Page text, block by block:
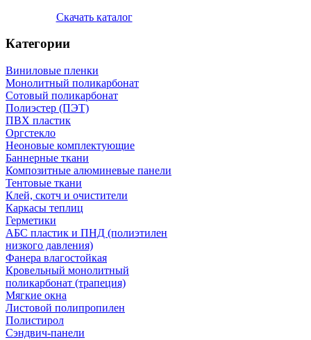
Скачать каталог
Категории
Виниловые пленки
Монолитный поликарбонат
Сотовый поликарбонат
Полиэстер (ПЭТ)
ПВХ пластик
Оргстекло
Неоновые комплектующие
Баннерные ткани
Композитные алюминевые панели
Тентовые ткани
Клей, скотч и очистители
Каркасы теплиц
Герметики
АБС пластик и ПНД (полиэтилен
низкого давления)
Фанера влагостойкая
Кровельный монолитный
поликарбонат (трапеция)
Мягкие окна
Листовой полипропилен
Полистирол
Сэндвич-панели